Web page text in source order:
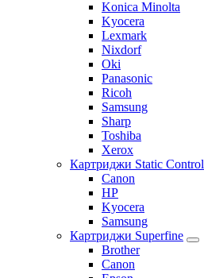
Konica Minolta
Kyocera
Lexmark
Nixdorf
Oki
Panasonic
Ricoh
Samsung
Sharp
Toshiba
Xerox
Картриджи Static Control
Canon
HP
Kyocera
Samsung
Картриджи Superfine
Brother
Canon